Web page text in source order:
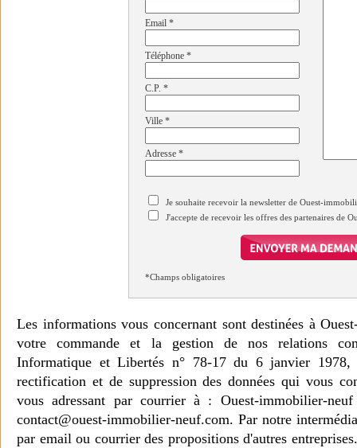
Email *
Téléphone *
C.P. *
Ville *
Adresse *
Je souhaite recevoir la newsletter de Ouest-
J'accepte de recevoir les offres des partenaires de
*Champs obligatoires
Les informations vous concernant sont destinées à
votre commande et la gestion de nos relations
Informatique et Libertés n° 78-17 du 6 janvier 1978,
rectification et de suppression des données qui vous
vous adressant par courrier à : Ouest-immobilier-
contact@ouest-immobilier-neuf.com. Par notre
par email ou courrier des propositions d'autres